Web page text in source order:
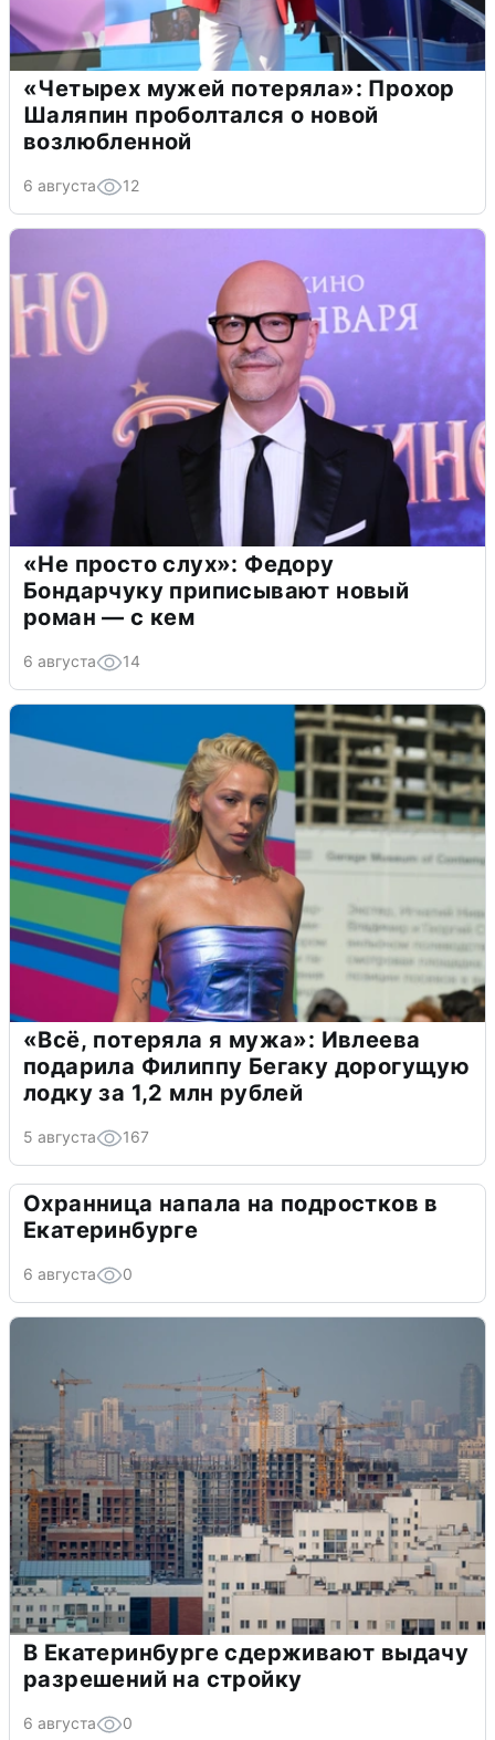
«Четырех мужей потеряла»: Прохор
Шаляпин проболтался о новой
возлюбленной
6 августа 12
«Не просто слух»: Федору
Бондарчуку приписывают новый
роман — с кем
6 августа 14
«Всё, потеряла я мужа»: Ивлеева
подарила Филиппу Бегаку дорогущую
лодку за 1,2 млн рублей
5 августа 167
Охранница напала на подростков в
Екатеринбурге
6 августа 0
В Екатеринбурге сдерживают выдачу
разрешений на стройку
6 августа 0